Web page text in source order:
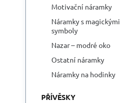
Motivační náramky
Náramky s magickými
symboly
Nazar – modré oko
Ostatní náramky
Náramky na hodinky
PŘÍVĚSKY